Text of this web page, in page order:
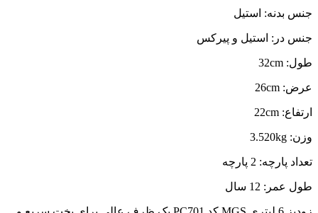
جنس بدنه: استیل
جنس در: استیل و پیرکس
طول: 32cm
عرض: 26cm
ارتفاع: 22cm
وزن: 3.520kg
تعداد پارچه: 2 پارچه
طول عمر: 12 سال